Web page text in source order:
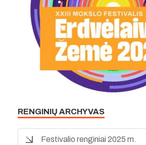
RENGINIŲ ARCHYVAS
Festivalio renginiai 2025 m.